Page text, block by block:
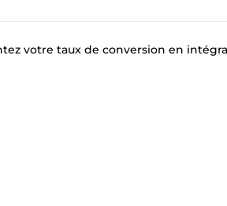
votre taux de conversion en